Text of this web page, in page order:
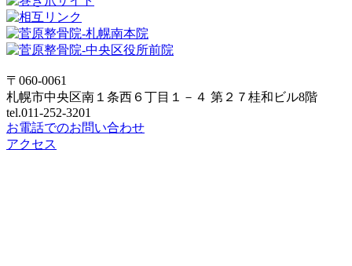
〒060-0061
札幌市中央区南１条西６丁目１－４ 第２７桂和ビル8階
tel.011-252-3201
お電話でのお問い合わせ
アクセス